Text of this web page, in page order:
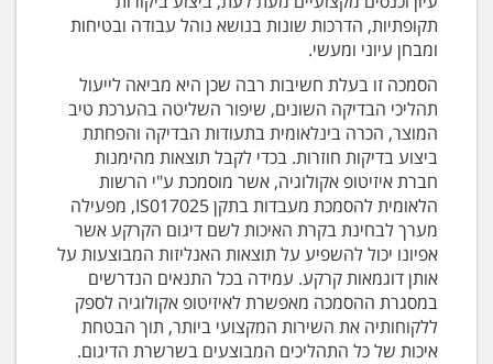
תקופתיות, הדרכות שונות בנושא נוהל עבודה ובטיחות
ומבחן עיוני ומעשי.
הסמכה זו בעלת חשיבות רבה שכן היא מביאה לייעול
תהליכי הבדיקה השונים, שיפור השליטה בהערכת טיב
המוצר, הכרה בינלאומית בתעודות הבדיקה והפחתת
ביצוע בדיקות חוזרות. בכדי לקבל תוצאות מהימנות
חברת איזיטופ אקולוגיה, אשר מוסמכת ע"י הרשות
הלאומית להסמכת מעבדות בתקן IS017025, מפעילה
מערך לבחינת בקרת האיכות לשם דיגום הקרקע אשר
אפיונו יכול להשפיע על תוצאות האנליזות המבוצעות על
אותן דוגמאות קרקע. עמידה בכל התנאים הנדרשים
במסגרת ההסמכה מאפשרת לאיזיטופ אקולוגיה לספק
ללקוחותיה את השירות המקצועי ביותר, תוך הבטחת
איכות של כל התהליכים המבוצעים בשרשרת הדיגום.